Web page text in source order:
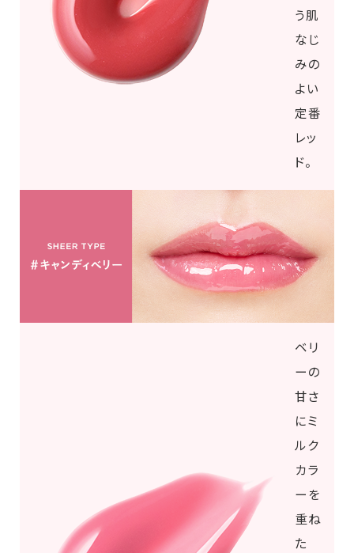
う肌
なじ
みの
よい
定番
レッ
ド。
ベリ
ーの
甘さ
にミ
ルク
カラ
ーを
重ね
た